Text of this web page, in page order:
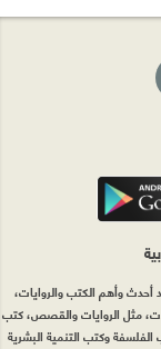
أحدث وأهم الكتب والروايات،
مثل الروايات والقصص، كتب
الفلسفة وكتب التنمية البشرية